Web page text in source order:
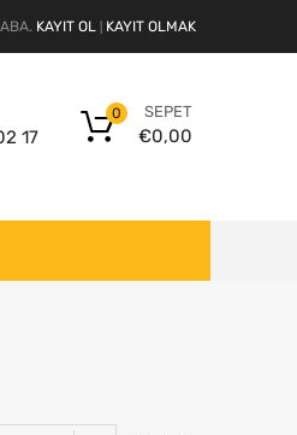
KAYIT OL KAYIT OLMAK
17
SEPET
€0,00
0